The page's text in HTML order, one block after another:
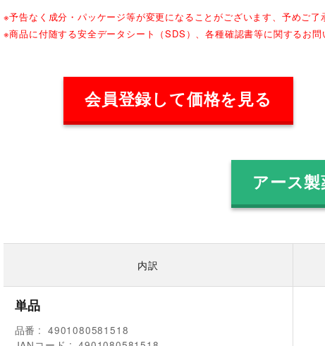
※予告なく成分・パッケージ等が変更になることがございます、予めご了
※商品に付随する安全データシート（SDS）、各種確認書等に関するお
会員登録して価格を見る
アース
内訳
単品
品番
4901080581518